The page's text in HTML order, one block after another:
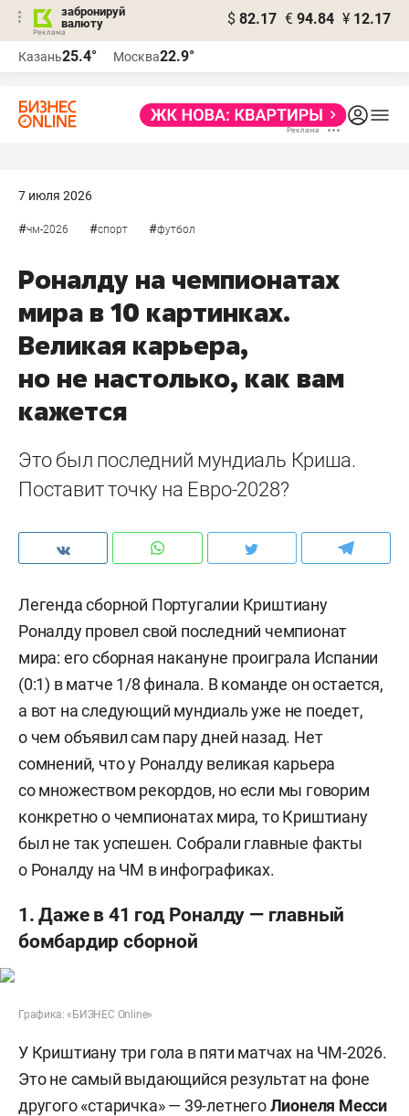
забронируй
валюту
$ 82.17 € 94.84 ¥ 12.17
Казань25.4° Москва22.9°
7 июля 2026
#чм-2026 #спорт #футбол
Роналду на чемпионатах
мира в 10 картинках.
Великая карьера,
но не настолько, как вам
кажется
Это был последний мундиаль Криша.
Поставит точку на Евро-2028?
Легенда сборной Португалии Криштиану
Роналду провел свой последний чемпионат
мира: его сборная накануне проиграла Испании
(0:1) в матче 1/8 финала. В команде он остается,
а вот на следующий мундиаль уже не поедет,
о чем объявил сам пару дней назад. Нет
сомнений, что у Роналду великая карьера
со множеством рекордов, но если мы говорим
конкретно о чемпионатах мира, то Криштиану
был не так успешен. Собрали главные факты
о Роналду на ЧМ в инфографиках.
1. Даже в 41 год Роналду — главный
бомбардир сборной
Графика: «БИЗНЕС Online»
У Криштиану три гола в пяти матчах на ЧМ-2026.
Это не самый выдающийся результат на фоне
другого «старичка» — 39-летнегоЛионеля Месси